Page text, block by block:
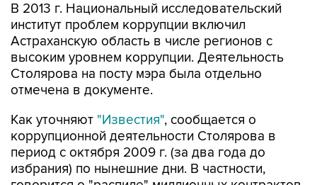
В 2013 г. Национальный исследовательский
институт проблем коррупции включил
Астраханскую область в числе регионов с
высоким уровнем коррупции. Деятельность
Столярова на посту мэра была отдельно
отмечена в документе.
Как уточняют "Известия", сообщается о
коррупционной деятельности Столярова в
период с октября 2009 г. (за два года до
избрания) по нынешние дни. В частности,